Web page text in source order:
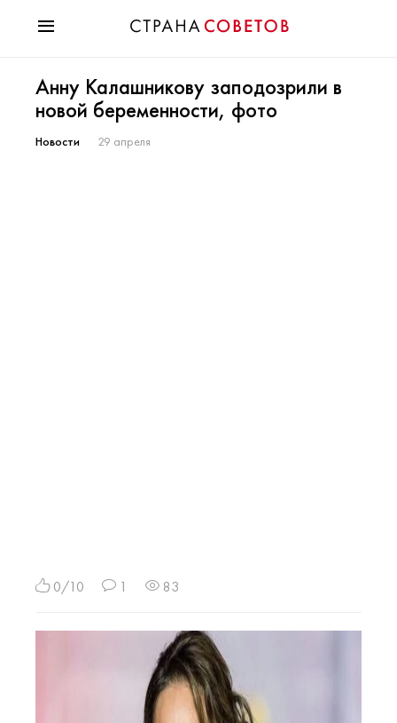
Мода
Звезды
Гороскопы
Анну Калашникову заподозрили в
новой беременности, фото
Новости 29 апреля
0/10 1 83